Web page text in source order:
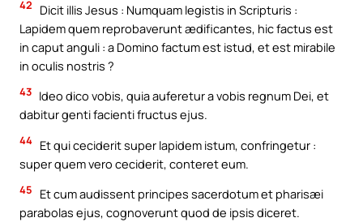
42
Dicit illis Jesus : Numquam legistis in Scripturis :
Lapidem quem reprobaverunt ædificantes, hic factus est
in caput anguli : a Domino factum est istud, et est mirabile
in oculis nostris ?
43 Ideo dico vobis, quia auferetur a vobis regnum Dei, et
dabitur genti facienti fructus ejus.
44 Et qui ceciderit super lapidem istum, confringetur :
super quem vero ceciderit, conteret eum.
45
Et cum audissent principes sacerdotum et pharisæi
parabolas ejus, cognoverunt quod de ipsis diceret.